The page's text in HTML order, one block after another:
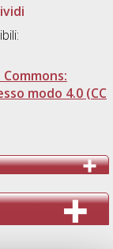
modo 4.0 (CC